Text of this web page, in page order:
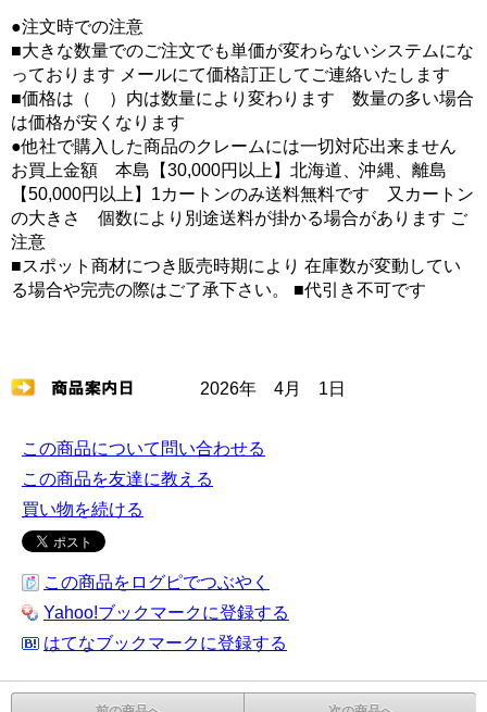
●注文時での注意
■大きな数量でのご注文でも単価が変わらないシステムにな
っております メールにて価格訂正してご連絡いたします
■価格は（ ）内は数量により変わります 数量の多い場合
は価格が安くなります
●他社で購入した商品のクレームには一切対応出来ません
お買上金額 本島【30,000円以上】北海道、沖縄、離島
【50,000円以上】1カートンのみ送料無料です 又カートン
の大きさ 個数により別途送料が掛かる場合があります ご
注意
■スポット商材につき販売時期により 在庫数が変動してい
る場合や完売の際はご了承下さい。 ■代引き不可です
2026年 4月 1日
この商品について問い合わせる
この商品を友達に教える
買い物を続ける
この商品をログピでつぶやく
Yahoo!ブックマークに登録する
はてなブックマークに登録する